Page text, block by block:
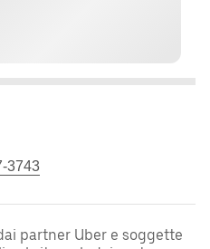
3743
partner Uber e soggette